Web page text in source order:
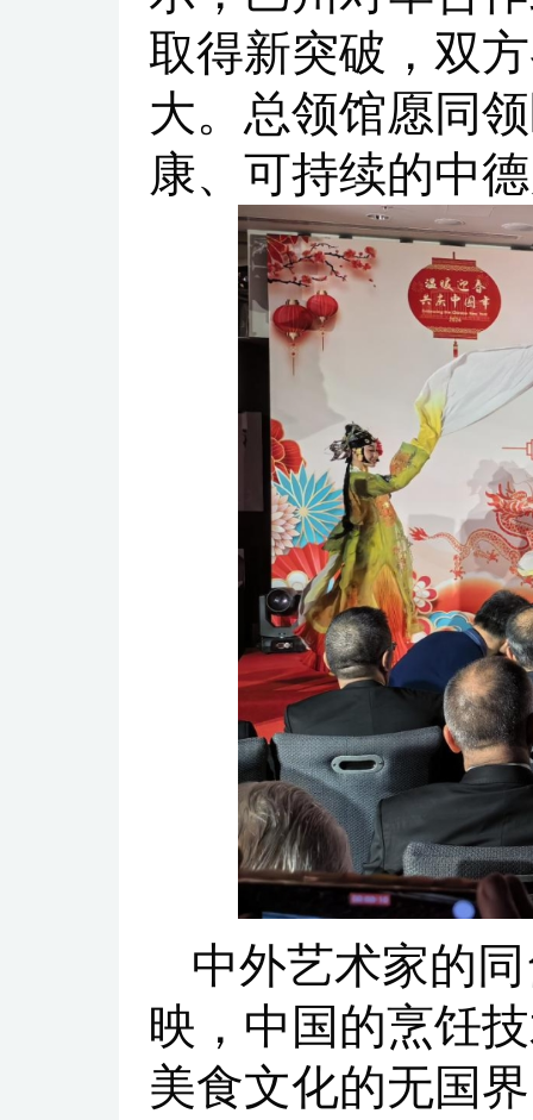
取得新突破，双
大。总领馆愿同
康、可持续的中
中外艺术家的
映，中国的烹饪
美食文化的无国